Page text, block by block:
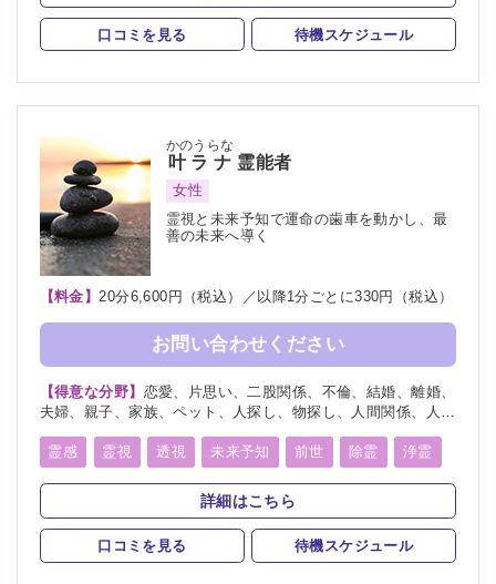
浄霊 浄化 祈願 祈祷 写真供養 人形供養
水子供養 波動修正
口コミを見る 待機スケジュール
叶ラナ
かのうらな
霊能者
女性
霊視と未来予知で運命の歯車を動かし、最
善の未来へ導く
【料金】20分6,600円（税込）／以降1分ごとに330円（税込）
お問い合わせください
【得意な分野】 恋愛、片思い、二股関係、不倫、結婚、離婚、
夫婦、親子、家族、ペット、人探し、物探し、人間関係、人生
運、仕事、引越し、開運、故人、教育、過去、総合運、心霊相
談
霊感 霊視 透視 未来予知 前世 除霊 浄霊
祈願 祈祷 魂入 魂抜
詳細はこちら
口コミを見る 待機スケジュール